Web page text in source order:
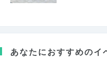
あなたにおすすめのイ